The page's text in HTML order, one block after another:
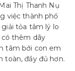
Thị Thanh Nụ
việc thành phố
tỏa tâm lý lo
có thêm dãy
tâm bởi con em
toàn, đầy đủ hơn.